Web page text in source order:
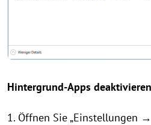
Hintergrund-Apps
1. Öffnen Sie „Einstellungen